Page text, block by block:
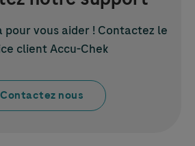
pour vous aider ! Contactez le
clientAccu-Chek
Contactez nous